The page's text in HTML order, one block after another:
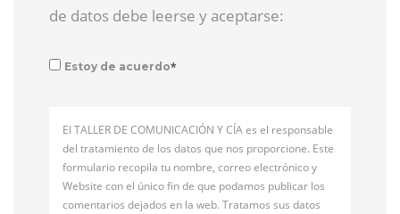
de datos debe leerse y aceptarse:
Estoy de acuerdo*
El TALLER DE COMUNICACIÓN Y CÍA es el responsable
del tratamiento de los datos que nos proporcione. Este
formulario recopila tu nombre, correo electrónico y
Website con el único fin de que podamos publicar los
comentarios dejados en la web. Tratamos sus datos